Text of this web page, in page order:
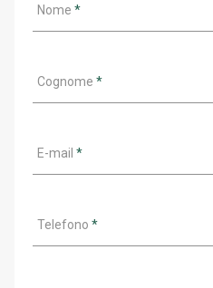
Nome *
Cognome *
E-mail *
Telefono *